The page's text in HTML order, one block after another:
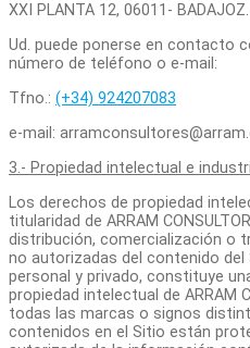
XXI PLANTA 12, 06011-
Ud. puede ponerse en contacto
número de teléfono o e-mail:
Tfno.: (+34) 924207083
e-mail:
3.- Propiedad intelectual e
Los derechos de propiedad
titularidad de ARRAM
distribución, comercialización o
no autorizadas del contenido del
personal y privado, constituye
propiedad intelectual de ARRAM
todas las marcas o signos
contenidos en el Sitio están